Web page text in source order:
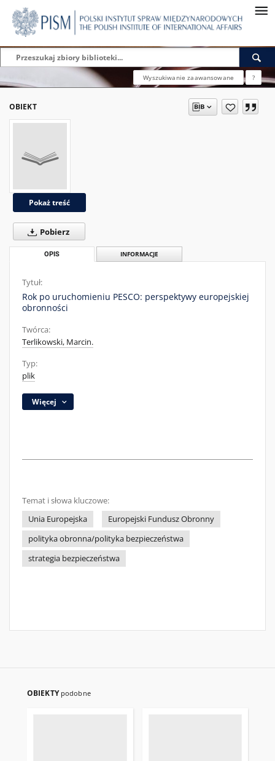
Wyszukiwanie zaawansowane ?
OBIEKT
Pokaż treść
Pobierz
OPIS INFORMACJE
Tytuł:
Rok po uruchomieniu PESCO: perspektywy europejskiej
obronności
Twórca:
Terlikowski, Marcin.
Typ:
plik
Więcej
Temat i słowa kluczowe:
Unia Europejska
Europejski Fundusz Obronny
polityka obronna/polityka bezpieczeństwa
strategia bezpieczeństwa
OBIEKTY podobne